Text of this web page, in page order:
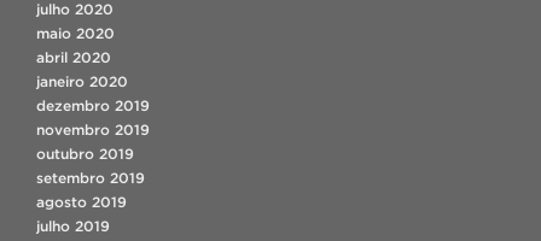
julho 2020
maio 2020
abril 2020
janeiro 2020
dezembro 2019
novembro 2019
outubro 2019
setembro 2019
agosto 2019
julho 2019